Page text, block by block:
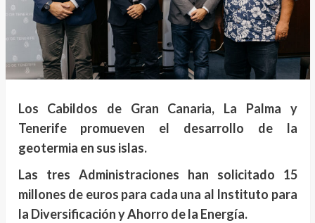
Los Cabildos de Gran Canaria, La Palma y
Tenerife promueven el desarrollo de la
geotermia en sus islas.
Las tres Administraciones han solicitado 15
millones de euros para cada una al Instituto para
la Diversificación y Ahorro de la Energía.